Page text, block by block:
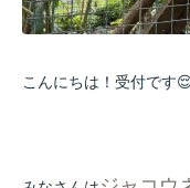
こんにちは！受付です